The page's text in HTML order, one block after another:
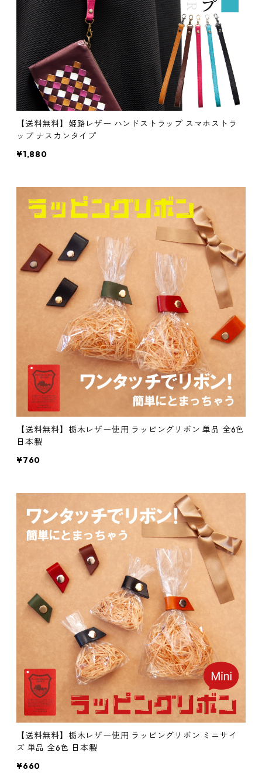
【送料無料】姫路レザー ハンドストラップ スマホストラ
ップ ナスカンタイプ
¥1,880
【送料無料】栃木レザー使用 ラッピングリボン 単品 全6色
日本製
¥760
【送料無料】栃木レザー使用 ラッピングリボン ミニサイ
ズ 単品 全6色 日本製
¥660